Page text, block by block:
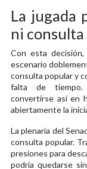
La jugada
ni consulta
Con esta
escenario
consulta popular y
falta de tiempo.
convertirse así en
abiertamente la
La plenaria del
consulta popular.
presiones para
podría quedarse